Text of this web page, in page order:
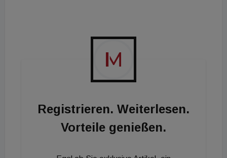
Holzspänen, Wasser und Zement, der sich durch
seine Brandbeständigkeit, Nachhaltigkeit und
Dauerhaftigkeit auszeichnet. Das Baumaterial
kommt derzeit insbesondere im gemeinnützigen
zum Einsatz", erklärte Herbert Schilcher, Sprecher
des Arbeitskreises Holzbeton im VÖB.
Registrieren. Weiterlesen.
Vorteile genießen.